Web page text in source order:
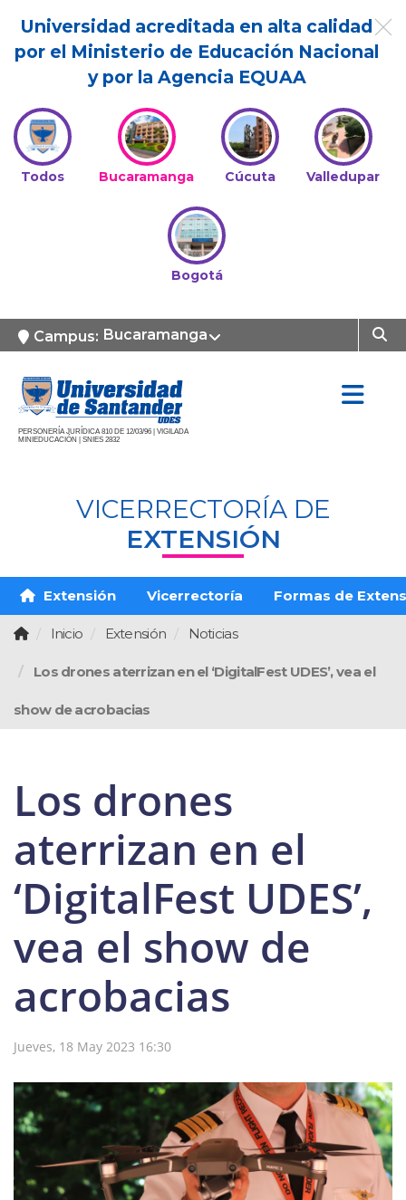
Universidad acreditada en alta calidad
por el Ministerio de Educación Nacional
y por la Agencia EQUAA
Todos Bucaramanga Cúcuta Valledupar
Bogotá
Campus: Bucaramanga
PERSONERÍA JURÍDICA 810 DE 12/03/96 | VIGILADA
MINIEDUCACIÓN | SNIES 2832
VICERRECTORÍA DE
EXTENSIÓN
Extensión Vicerrectoría Formas de
Inicio Extensión Noticias
Los drones aterrizan en el ‘DigitalFest UDES’, vea el
show de acrobacias
Los drones
aterrizan en el
‘DigitalFest UDES’,
vea el show de
acrobacias
Jueves, 18 May 2023 16:30